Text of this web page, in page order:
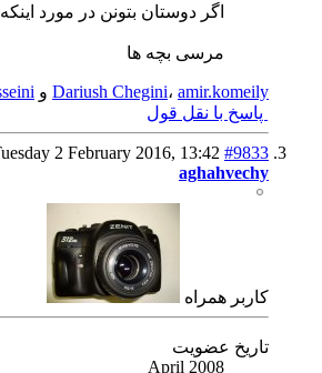
اگر دوستان بتونن در مورد اینکه از کجا می تونم 6دی سالم گیر بیارم و یا چطوری می تونم از
مرسی بچه ها
Dariush Chegini، amir.komeily و
پاسخ با نقل قول
2 February 2016, 13:42 #9833
aghahvechy
كاربر همراه
تاریخ عضویت
April 2008